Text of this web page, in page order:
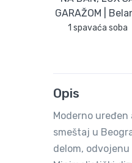
1 spavaća soba
Opis
Moderno
smeštaj u
delom,